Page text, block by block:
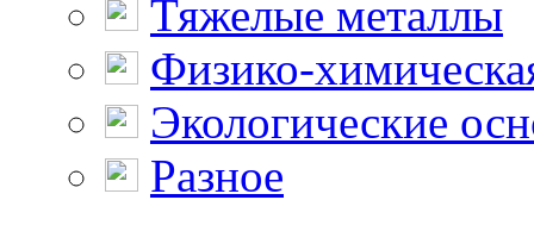
Тяжелые металлы
Физико-
Экологические
Разное